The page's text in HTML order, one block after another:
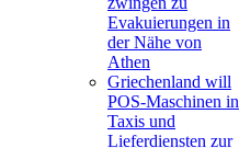
Evakuierungen in
der Nähe von
Athen
Griechenland will
POS-Maschinen in
Taxis und
Lieferdiensten zur